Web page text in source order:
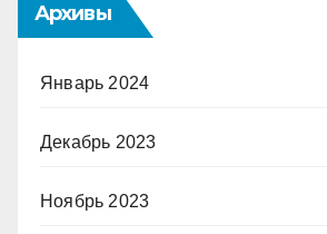
Архивы
Январь 2024
Декабрь 2023
Ноябрь 2023